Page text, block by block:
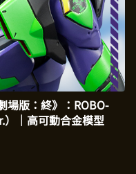
場版：終》：ROBO-
）｜高可動合金模型